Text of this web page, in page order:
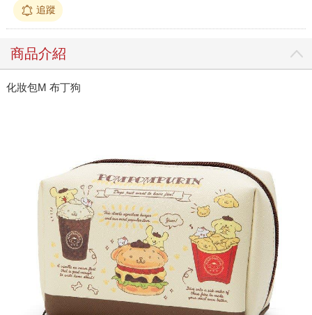
追蹤
商品介紹
化妝包M 布丁狗